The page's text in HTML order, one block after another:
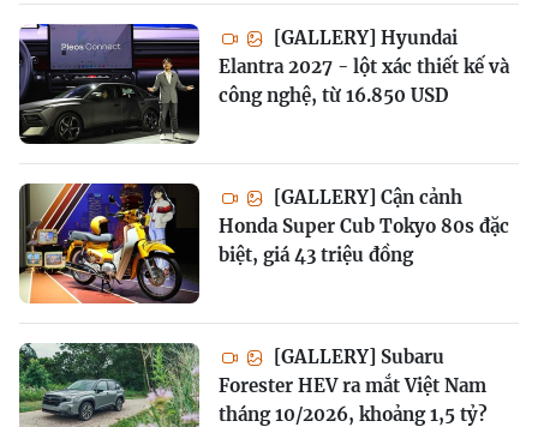
[GALLERY] Hyundai
Elantra 2027 - lột xác thiết kế và
công nghệ, từ 16.850 USD
[GALLERY] Cận cảnh
Honda Super Cub Tokyo 80s đặc
biệt, giá 43 triệu đồng
[GALLERY] Subaru
Forester HEV ra mắt Việt Nam
tháng 10/2026, khoảng 1,5 tỷ?